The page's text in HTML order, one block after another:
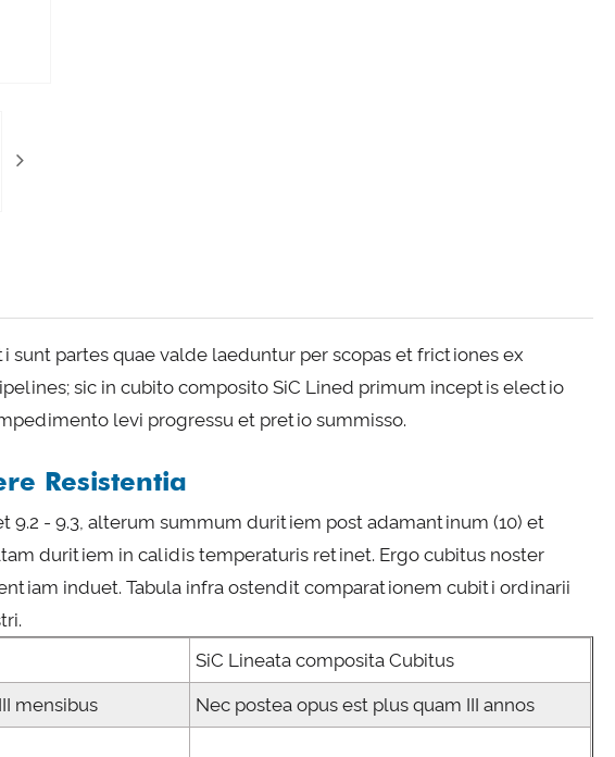
partes quae valde laeduntur per scopas et frictiones ex
sic in cubito composito SiC Lined primum inceptis electio
levi progressu et pretio summisso.
Resistentia
9.2 - 9.3, alterum summum duritiem post adamantinum (10) et
duritiem in calidis temperaturis retinet. Ergo cubitus noster
induet. Tabula infra ostendit comparationem cubiti ordinarii
SiC Lineata composita Cubitus
mensibus Nec postea opus est plus quam III annos